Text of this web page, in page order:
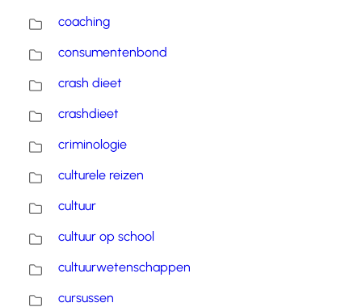
coaching
consumentenbond
crash dieet
crashdieet
criminologie
culturele reizen
cultuur
cultuur op school
cultuurwetenschappen
cursussen